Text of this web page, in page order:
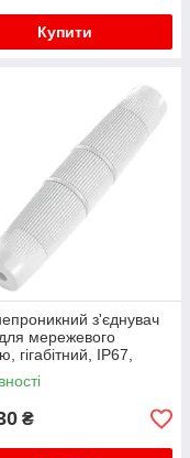
Купити
з'єднувач
мережевого
гігабітний, IP67,
WDT-IP67ZT/W
₴